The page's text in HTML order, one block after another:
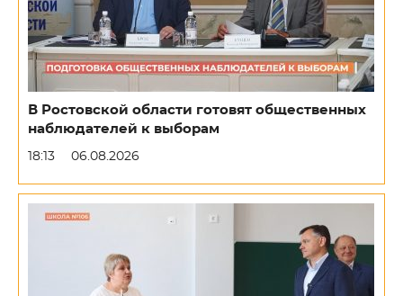
В Ростовской области готовят общественных
наблюдателей к выборам
18:13 06.08.2026